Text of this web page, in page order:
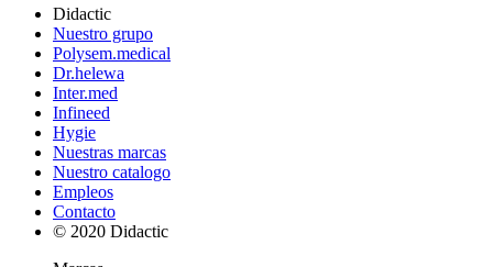
Didactic
Nuestro grupo
Polysem.medical
Dr.helewa
Inter.med
Infineed
Hygie
Nuestras marcas
Nuestro catalogo
Empleos
Contacto
© 2020 Didactic